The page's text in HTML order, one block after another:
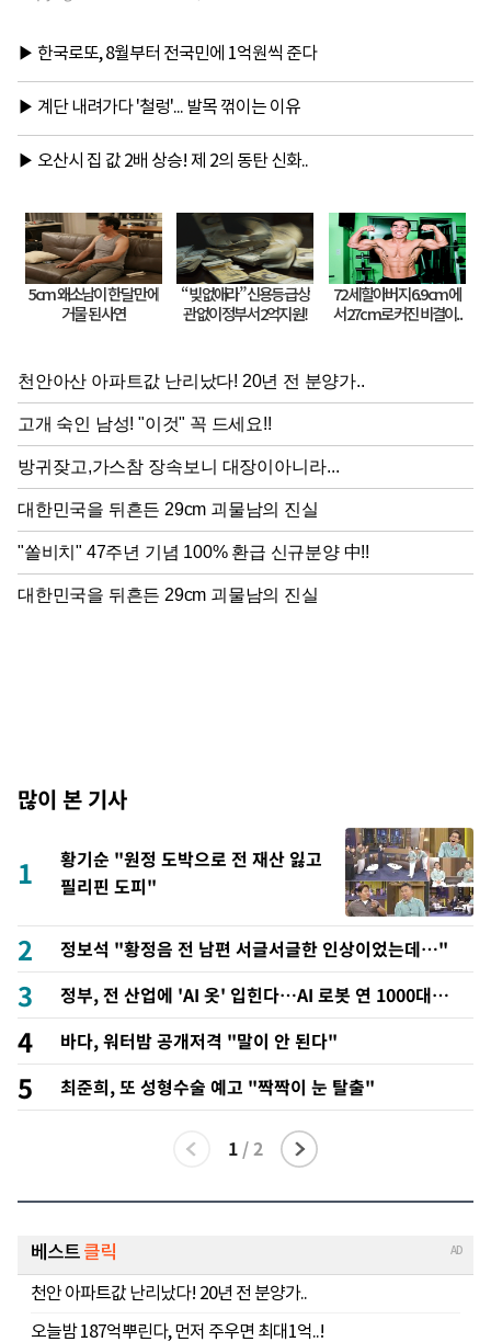
많이 본 기사
1
황기순 "원정 도박으로 전 재산 잃고
필리핀 도피"
2 정보석 "황정음 전 남편 서글서글한 인상이었는데…"
3
정부, 전 산업에 'AI 옷' 입힌다…AI 로봇 연 1000대
보급 추진
4 바다, 워터밤 공개저격 "말이 안 된다"
5 최준희, 또 성형수술 예고 "짝짝이 눈 탈출"
1 /2